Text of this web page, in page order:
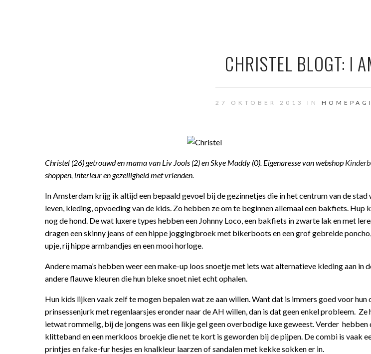
CHRISTEL BLOGT: I
27 OKTOBER 2013 IN
Christel (26) getrouwd en mama van Liv Jools (2) en Skye Maddy (0). Eigenaresse van webshop
shoppen, interieur en gezelligheid met vrienden.
In Amsterdam krijg ik altijd een bepaald gevoel bij de gezinnetjes die in het centrum van de stad
leven, kleding, opvoeding van de kids. Zo hebben ze om te beginnen allemaal een bakfiets. Hup
nog de hond. De wat luxere types hebben een Johnny Loco, een bakfiets in zwarte lak en met
dragen een skinny jeans of een hippe joggingbroek met bikerboots en een grof gebreide
upje, rij hippe armbandjes en een mooi horloge.
Andere mama’s hebben weer een make-up loos snoetje met iets wat alternatieve kleding aan in
andere flauwe kleuren die hun bleke snoet niet echt ophalen.
Hun kids lijken vaak zelf te mogen bepalen wat ze aan willen. Want dat is immers goed voor hun
prinsessenjurk met regenlaarsjes eronder naar de AH willen, dan is dat geen enkel probleem. Ze
ietwat rommelig, bij de jongens was een likje gel geen overbodige luxe geweest. Verder hebben
klitteband en een merkloos broekje die net te kort is geworden bij de pijpen. De combi is vaak
printjes en fake-fur hesjes en knalkleur laarzen of sandalen met kekke sokken er in.